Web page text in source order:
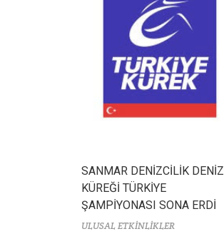
SANMAR DENİZCİLİK DENİZ
KÜREĞİ TÜRKİYE
ŞAMPİYONASI SONA ERDİ
ULUSAL ETKİNLİKLER